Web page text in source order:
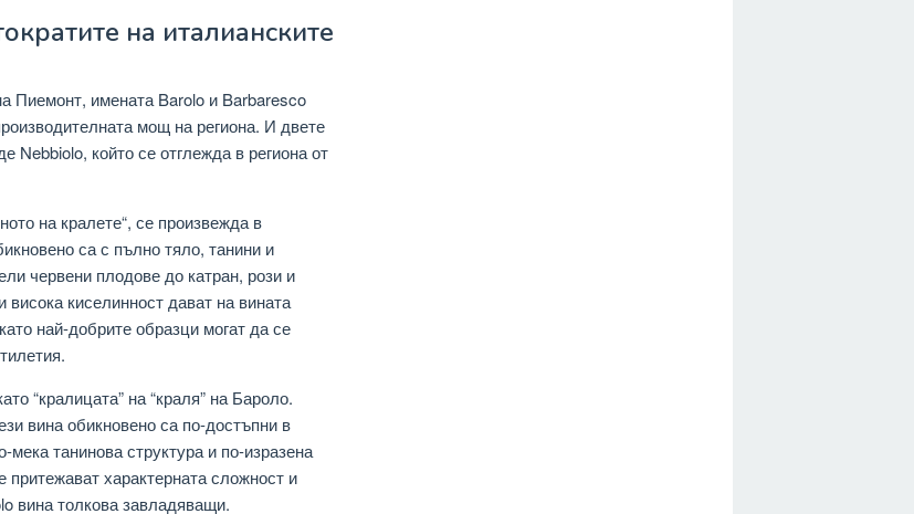
на италианските
Пиемонт, имената Barolo и Barbaresco
мощ на региона. И двете
Nebbiolo, който се отглежда в региона от
на кралете“, се произвежда в
са с пълно тяло, танини и
червени плодове до катран, рози и
киселинност дават на вината
най-добрите образци могат да се
“кралицата” на “краля” на Бароло.
вина обикновено са по-достъпни в
танинова структура и по-изразена
притежават характерната сложност и
вина толкова завладяващи.